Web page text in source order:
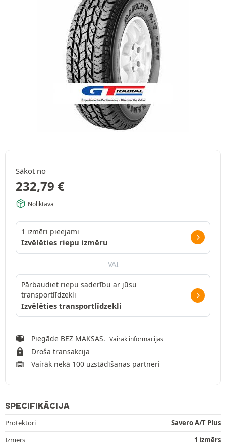
Sākot no
232,79 €
Noliktavā
1 izmēri pieejami
Izvēlēties riepu izmēru
VAI
Pārbaudiet riepu saderību ar jūsu
transportlīdzekli
Izvēlēties transportlīdzekli
Piegāde BEZ MAKSAS. Vairāk informācijas
Droša transakcija
Vairāk nekā 100 uzstādīšanas partneri
SPECIFIKĀCIJA
Protektori
Savero A/T Plus
Izmērs
1 izmērs